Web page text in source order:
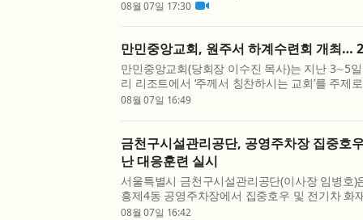
(KADA) 주최 ‘mini-MBA Essentials for
08월 07일 17:30
만민중앙교회, 원주서 하계수련회 개최…
만민중앙교회(당회장 이수진 목사)는 지난 3∼5
리 리조트에서 ‘주께서 칭찬하시는 교회’를 주제
다고 밝혔다. 이번 수련회에는 한국을 비롯해 일
08월 07일 16:49
금천구시설관리공단, 공영주차장 집중호
난 대응훈련 실시
서울특별시 금천구시설관리공단(이사장 임병호)
흥제4동 공영주차장에서 집중호우 및 전기차 화
비한 재난안전 대응장비 시범설치 및 실전형 모
08월 07일 16:42